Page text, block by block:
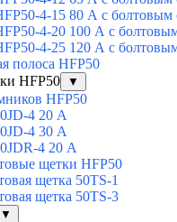
4-15 80 А с болтовым
4-20 100 А с
4-25 120 А с
полоса HFP50
HFP50
▼
HFP50
4 20 А
4 30 А
4 20 А
щетки HFP50
щетка 50TS-1
щетка 50TS-3
▼